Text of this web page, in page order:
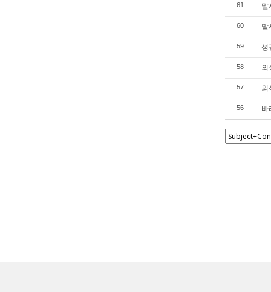
61
60 말
59 성
58 외
57 외
56 바